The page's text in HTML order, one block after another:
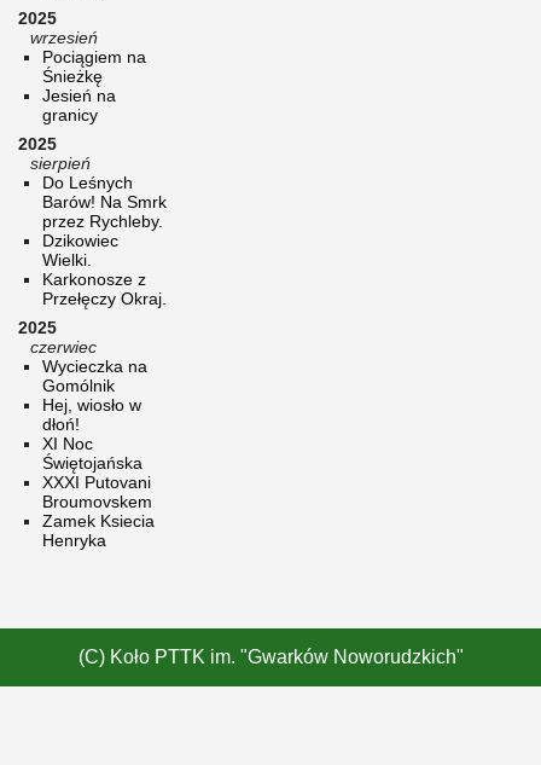
2025
wrzesień
Pociągiem na
Śnieżkę
Jesień na
granicy
2025
sierpień
Do Leśnych
Barów! Na Smrk
przez Rychleby.
Dzikowiec
Wielki.
Karkonosze z
Przełęczy Okraj.
2025
czerwiec
Wycieczka na
Gomólnik
Hej, wiosło w
dłoń!
XI Noc
Świętojańska
XXXI Putovani
Broumovskem
Zamek Ksiecia
Henryka
(C) Koło PTTK im. "Gwarków Noworudzkich"